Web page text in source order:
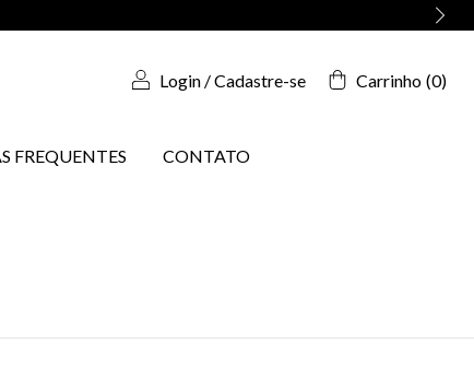
Login /Cadastre-se Carrinho (0)
FREQUENTES CONTATO